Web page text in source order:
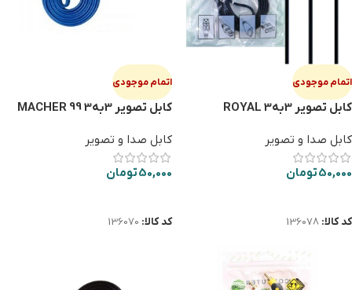
اتمام موجودی
کابل تصویر 3به3 ROYAL
کابل صدا و تصویر
50,000تومان
کد کالا: 136078
اتمام موجودی
کابل تصویر 3به3 MACHER 99
کابل صدا و تصویر
50,000تومان
کد کالا: 136070